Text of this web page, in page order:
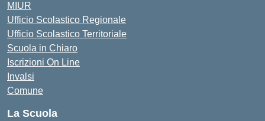
MIUR
Ufficio Scolastico Regionale
Ufficio Scolastico Territoriale
Scuola in Chiaro
Iscrizioni On Line
Invalsi
Comune
La Scuola